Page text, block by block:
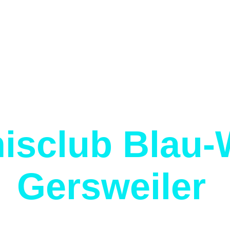
Blau-
Gersweiler